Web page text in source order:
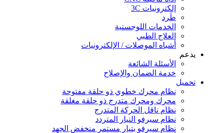
إلكترونيات 3C
طَرد
الخدمات اللوجستية
العلاج الطبي
أشباه الموصلات / الإلكترونيات
يدعم
الأسئلة الشائعة
خدمة الضمان والإصلاح
تحميل
نظام محرك خطوي ذو حلقة مفتوحة
محرك ومحرك متدرج ذو حلقة مغلقة
نظام ناقل الحركة المتدرج
نظام سيرفو التيار المتردد
نظام سيرفو بتيار مستمر منخفض الجهد